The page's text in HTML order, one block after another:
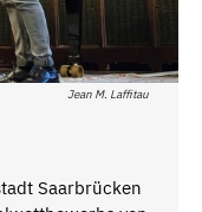
Jean M. Laffitau
Saarbrücken